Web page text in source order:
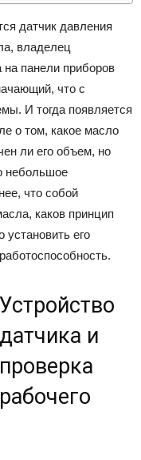
датчик давления
владелец
на панели приборов
что с
И тогда появляется
о том, какое масло
ли его объем, но
небольшое
что собой
каков принцип
установить его
работоспособность.
Устройство
датчика и
проверка
рабочего